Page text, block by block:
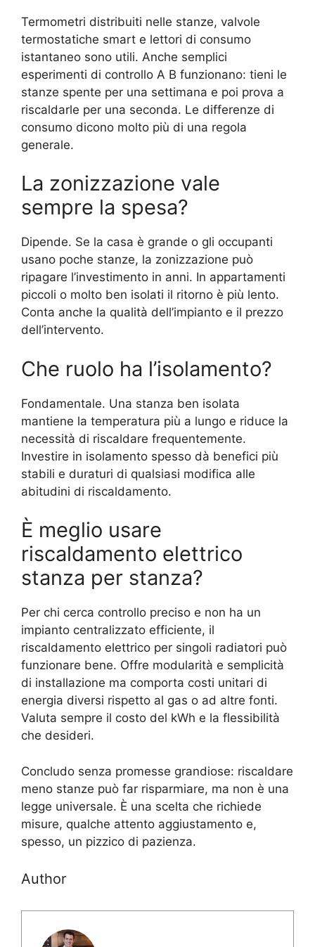
Termometri distribuiti nelle stanze, valvole
termostatiche smart e lettori di consumo
istantaneo sono utili. Anche semplici
esperimenti di controllo A B funzionano: tieni le
stanze spente per una settimana e poi prova a
riscaldarle per una seconda. Le differenze di
consumo dicono molto più di una regola
generale.
La zonizzazione vale
sempre la spesa?
Dipende. Se la casa è grande o gli occupanti
usano poche stanze, la zonizzazione può
ripagare l’investimento in anni. In appartamenti
piccoli o molto ben isolati il ritorno è più lento.
Conta anche la qualità dell’impianto e il prezzo
dell’intervento.
Che ruolo ha l’isolamento?
Fondamentale. Una stanza ben isolata
mantiene la temperatura più a lungo e riduce la
necessità di riscaldare frequentemente.
Investire in isolamento spesso dà benefici più
stabili e duraturi di qualsiasi modifica alle
abitudini di riscaldamento.
È meglio usare
riscaldamento elettrico
stanza per stanza?
Per chi cerca controllo preciso e non ha un
impianto centralizzato efficiente, il
riscaldamento elettrico per singoli radiatori può
funzionare bene. Offre modularità e semplicità
di installazione ma comporta costi unitari di
energia diversi rispetto al gas o ad altre fonti.
Valuta sempre il costo del kWh e la flessibilità
che desideri.
Concludo senza promesse grandiose: riscaldare
meno stanze può far risparmiare, ma non è una
legge universale. È una scelta che richiede
misure, qualche attento aggiustamento e,
spesso, un pizzico di pazienza.
Author